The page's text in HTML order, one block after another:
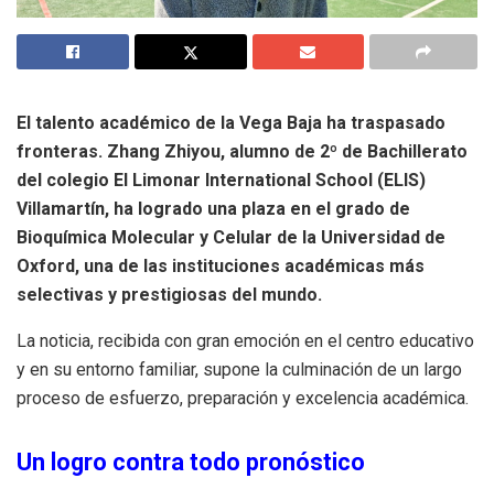
El talento académico de la Vega Baja ha traspasado
fronteras. Zhang Zhiyou, alumno de 2º de Bachillerato
del colegio El Limonar International School (ELIS)
Villamartín, ha logrado una plaza en el grado de
Bioquímica Molecular y Celular de la Universidad de
Oxford, una de las instituciones académicas más
selectivas y prestigiosas del mundo.
La noticia, recibida con gran emoción en el centro educativo
y en su entorno familiar, supone la culminación de un largo
proceso de esfuerzo, preparación y excelencia académica.
Un logro contra todo pronóstico